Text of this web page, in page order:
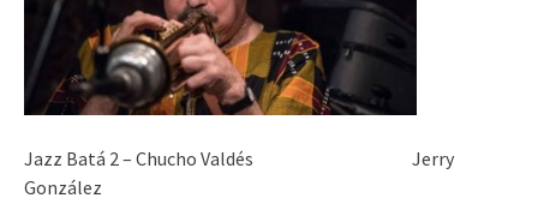
Jazz Batá 2 – Chucho Valdés Jerry
González